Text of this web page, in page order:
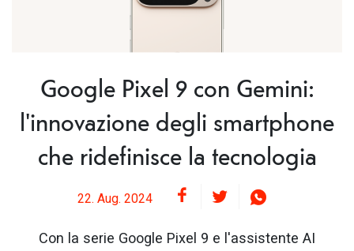
Google Pixel 9 con Gemini:
l'innovazione degli smartphone
che ridefinisce la tecnologia
22. Aug. 2024
Con la serie Google Pixel 9 e l'assistente AI